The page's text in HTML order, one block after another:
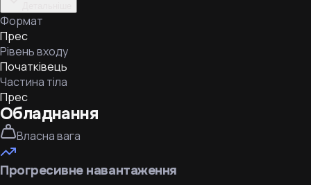
Формат
Прес
Рівень входу
Початківець
Частина тіла
Прес
Обладнання
Власна вага
Прогресивне навантаження